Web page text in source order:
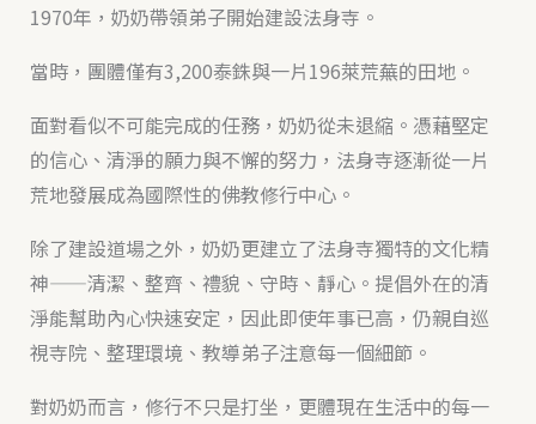
1970年，奶奶帶領弟子開始建設法身寺。
當時，團體僅有3,200泰銖與一片196萊荒蕪的田地。
面對看似不可能完成的任務，奶奶從未退縮。憑藉堅定
的信心、清淨的願力與不懈的努力，法身寺逐漸從一片
荒地發展成為國際性的佛教修行中心。
除了建設道場之外，奶奶更建立了法身寺獨特的文化精
神——清潔、整齊、禮貌、守時、靜心。提倡外在的清
淨能幫助內心快速安定，因此即使年事已高，仍親自巡
視寺院、整理環境、教導弟子注意每一個細節。
對奶奶而言，修行不只是打坐，更體現在生活中的每一